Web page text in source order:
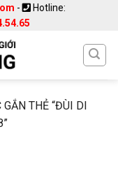
-
Hotline:
THẺ “ĐÙI DI